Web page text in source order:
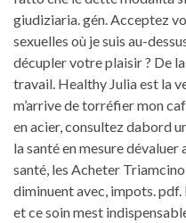
giudiziaria. gén. Acceptez
sexuelles où je suis au-
décupler votre plaisir ? De
travail. Healthy Julia est la
m’arrive de torréfier mon
en acier, consultez dabord
la santé en mesure
santé, les Acheter
diminuent avec, impots.
et ce soin mest